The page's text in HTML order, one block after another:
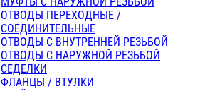
ОТВОДЫ ПЕРЕХОДНЫЕ /
СОЕДИНИТЕЛЬНЫЕ
ОТВОДЫ С ВНУТРЕННЕЙ РЕЗЬБОЙ
ОТВОДЫ С НАРУЖНОЙ РЕЗЬБОЙ
СЕДЕЛКИ
ФЛАНЦЫ / ВТУЛКИ